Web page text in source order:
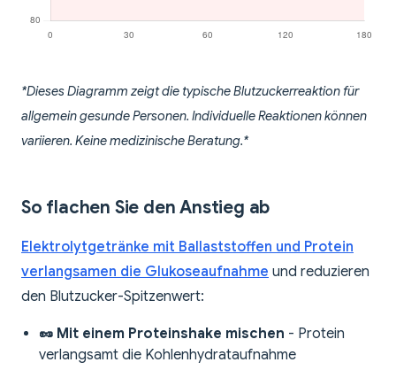
*Dieses Diagramm zeigt die typische Blutzuckerreaktion für
allgemein gesunde Personen. Individuelle Reaktionen können
variieren. Keine medizinische Beratung.*
So flachen Sie den Anstieg ab
Elektrolytgetränke mit Ballaststoffen und Protein
verlangsamen die Glukoseaufnahme und reduzieren
den Blutzucker-Spitzenwert:
🥜 Mit einem Proteinshake mischen - Protein
verlangsamt die Kohlenhydrataufnahme